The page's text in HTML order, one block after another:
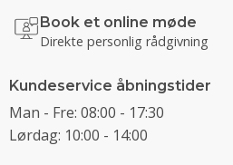
Book et online møde
Direkte personlig rådgivning
Kundeservice åbningstider
Man - Fre: 08:00 - 17:30
Lørdag: 10:00 - 14:00